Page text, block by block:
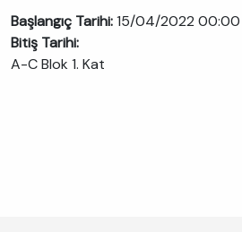
Başlangıç Tarihi:15/04/2022 00:00
Bitiş Tarihi:
A-C Blok 1. Kat